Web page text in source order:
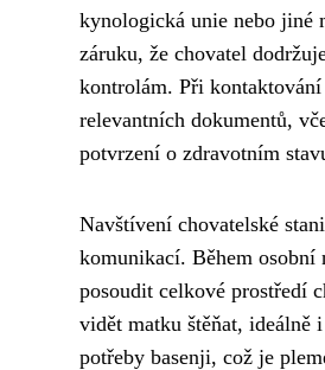
kynologická unie nebo jiné
záruku, že chovatel
kontrolám. Při kontaktování
relevantních dokumentů,
potvrzení o zdravotním
Navštívení chovatelské
komunikací. Během osobní
posoudit celkové prostředí
vidět matku štěňat, ideálně
potřeby basenji, což je